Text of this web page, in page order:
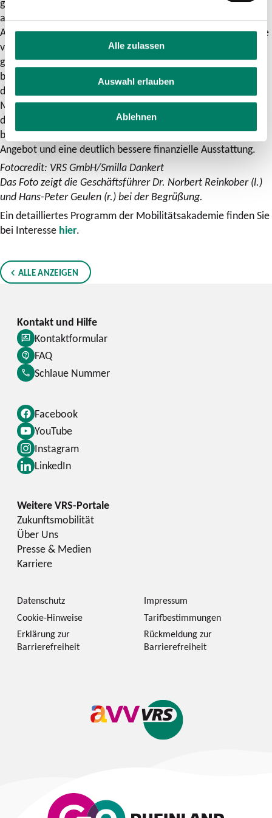
Alle zulassen
Auswahl erlauben
Ablehnen
auch durch eine Nutznießerfinanzierung, bei der
Arbeitgeber*innen, Vermieter*innen oder Geschäftsleute, die
von einer guten ÖPNV-Anbindung profitieren, in die Pflicht
genommen werden könnten, sofern der politische Wille dazu
besteht. Der AVV hat eine vergleichbare Studie bereits
durchgeführt und deren Ergebnisse auf der
Mobilitätsakademie vorgestellt. Wichtigste Erkenntnisse für
das Gebiet des AVV: Für eine erfolgreiche Mobilitätswende
braucht es vor allem den Ausbau des ÖPNV für ein dichteres
Angebot und eine deutlich bessere finanzielle Ausstattung.
Fotocredit: VRS GmbH/Smilla Dankert
Das Foto zeigt die Geschäftsführer Dr. Norbert Reinkober (l.)
und Hans-Peter Geulen (r.) bei der Begrüßung.
Ein detailliertes Programm der Mobilitätsakademie finden Sie
bei Interesse hier.
ALLE ANZEIGEN
Facebook
YouTube
Instagram
LinkedIn
Kontaktformular
FAQ
Schlaue Nummer
Zukunftsmobilität
Über Uns
Presse & Medien
Karriere
Datenschutz
Impressum
Cookie-Hinweise
Tarifbestimmungen
Erklärung zur
Barrierefreiheit
Rückmeldung zur
Barrierefreiheit